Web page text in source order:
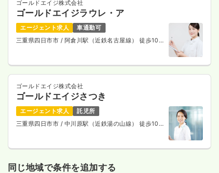
ゴールドエイジ株式会社
ゴールドエイジラウレ・ア
エージェント求人
車通勤可
三重県四日市市 / 阿倉川駅（近鉄名古屋線） 徒歩10
ゴールドエイジ株式会社
ゴールドエイジさつき
エージェント求人
託児所
三重県四日市市 / 中川原駅（近鉄湯の山線） 徒歩10
同じ地域で条件を追加する